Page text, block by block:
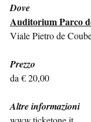
Dove
Auditorium Parco
Viale Pietro de
Prezzo
da € 20,00
Altre informazioni